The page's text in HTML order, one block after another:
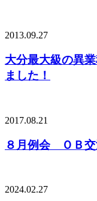
2013.09.27
大分最大級の異
ました！
2017.08.21
８月例会 ＯＢ
2024.02.27